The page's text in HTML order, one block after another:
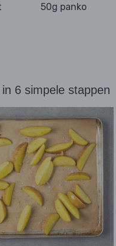
50g panko
6 simpele stappen